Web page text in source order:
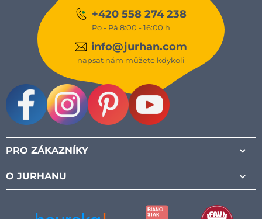
+420 558 274 238
Po - Pá 8:00 - 16:00 h
info@jurhan.com
napsat nám můžete kdykoli
PRO ZÁKAZNÍKY
O JURHANU